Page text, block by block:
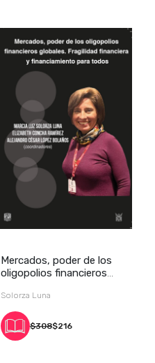
Mercados, poder de los
oligopolios financieros
Solorza Luna
$308$216